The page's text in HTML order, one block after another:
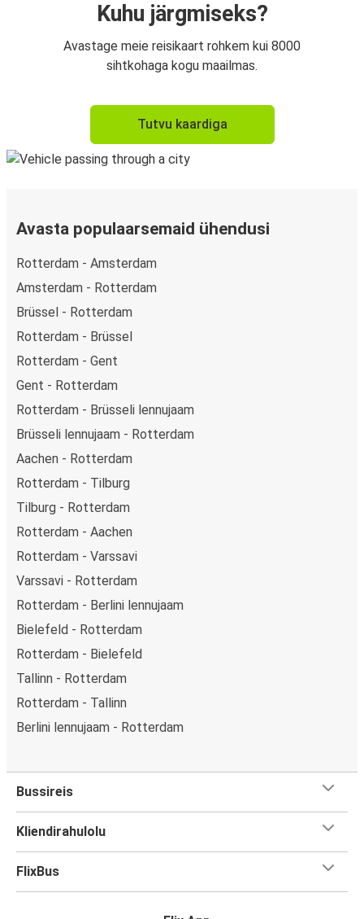
Kuhu järgmiseks?
Avastage meie reisikaart rohkem kui 8000
sihtkohaga kogu maailmas.
Tutvu kaardiga
Avasta populaarsemaid ühendusi
Rotterdam - Amsterdam
Amsterdam - Rotterdam
Brüssel - Rotterdam
Rotterdam - Brüssel
Rotterdam - Gent
Gent - Rotterdam
Rotterdam - Brüsseli lennujaam
Brüsseli lennujaam - Rotterdam
Aachen - Rotterdam
Rotterdam - Tilburg
Tilburg - Rotterdam
Rotterdam - Aachen
Rotterdam - Varssavi
Varssavi - Rotterdam
Rotterdam - Berlini lennujaam
Bielefeld - Rotterdam
Rotterdam - Bielefeld
Tallinn - Rotterdam
Rotterdam - Tallinn
Berlini lennujaam - Rotterdam
Bussireis
Kliendirahulolu
FlixBus